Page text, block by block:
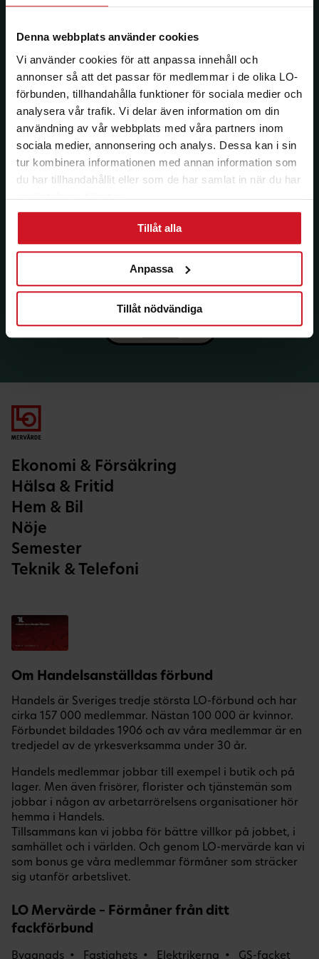
Denna webbplats använder cookies
Vi använder cookies för att anpassa innehåll och
annonser så att det passar för medlemmar i de olika LO-
förbunden, tillhandahålla funktioner för sociala medier och
analysera vår trafik. Vi delar även information om din
användning av vår webbplats med våra partners inom
sociala medier, annonsering och analys. Dessa kan i sin
tur kombinera informationen med annan information som
du har tillhandahållit eller som de har samlat in när du har
använt deras tjänster.
Tillåt alla
Anpassa
Tillåt nödvändiga
Ekonomi & Försäkring
Hälsa & Fritid
Hem & Bil
Nöje
Semester
Teknik & Telefoni
Om Handelsanställdas förbund
Handels är Sveriges tredje största LO-förbund och har
cirka 157 000 medlemmar. Nästan 100 000 är kvinnor.
Förbundet bildades 1906 och av våra medlemmar är en
tredjedel av de yrkesverksamma under 30 år.
Handels medlemmar jobbar till exempel i butik och på
lager. Men även frisörer, florister och tjänstemän som
jobbar i någon av arbetarrörelsens organisationer hör
hemma i Handels.
Tillsammans kan vi jobba för bättre villkor på jobbet, i
samhället och i världen. Och genom LO-mervärde kan vi
som bonus ge våra medlemmar förmåner som sträcker
sig utanför arbetslivet.
LO Mervärde – Förmåner från ditt
fackförbund
Byggnads Fastighets Elektrikerna GS-facket